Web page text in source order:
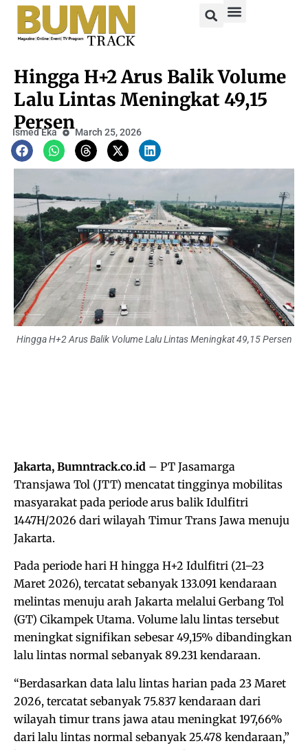
Hingga H+2 Arus Balik Volume
Lalu Lintas Meningkat 49,15
Persen
Ismed Eka March 25, 2026
Hingga H+2 Arus Balik Volume Lalu Lintas Meningkat 49,15 Persen
Jakarta, Bumntrack.co.id – PT Jasamarga
Transjawa Tol (JTT) mencatat tingginya mobilitas
masyarakat pada periode arus balik Idulfitri
1447H/2026 dari wilayah Timur Trans Jawa menuju
Jakarta.
Pada periode hari H hingga H+2 Idulfitri (21–23
Maret 2026), tercatat sebanyak 133.091 kendaraan
melintas menuju arah Jakarta melalui Gerbang Tol
(GT) Cikampek Utama. Volume lalu lintas tersebut
meningkat signifikan sebesar 49,15% dibandingkan
lalu lintas normal sebanyak 89.231 kendaraan.
“Berdasarkan data lalu lintas harian pada 23 Maret
2026, tercatat sebanyak 75.837 kendaraan dari
wilayah timur trans jawa atau meningkat 197,66%
dari lalu lintas normal sebanyak 25.478 kendaraan,”